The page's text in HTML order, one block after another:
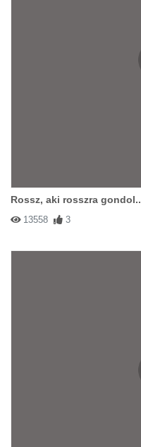
Rossz, aki rosszra gondol..
13558 3